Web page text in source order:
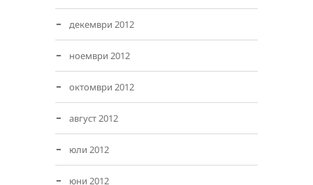
декември 2012
ноември 2012
октомври 2012
август 2012
юли 2012
юни 2012